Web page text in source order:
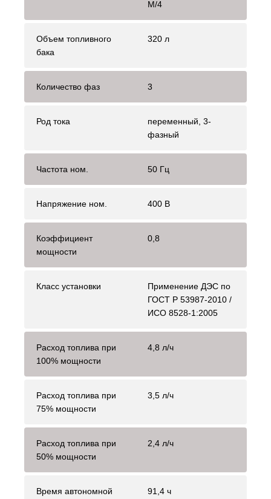
M/4
Объем топливного
бака
320 л
Количество фаз 3
Род тока
переменный, 3-
фазный
Частота ном. 50 Гц
Напряжение ном. 400 В
Коэффициент
мощности
0,8
Класс установки
Применение ДЭС по
ГОСТ Р 53987-2010 /
ИСО 8528-1:2005
Расход топлива при
100% мощности
4,8 л/ч
Расход топлива при
75% мощности
3,5 л/ч
Расход топлива при
50% мощности
2,4 л/ч
Время автономной
91,4 ч